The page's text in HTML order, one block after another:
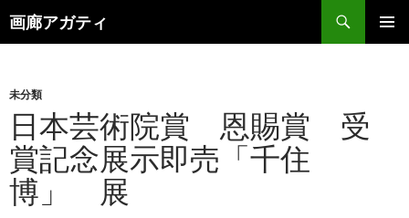
画廊アガティ
索
ン
ツ
へ
ス
キ
ッ
プ
未分類
日本芸術院賞 恩賜賞 受
賞記念展示即売「千住
博」 展